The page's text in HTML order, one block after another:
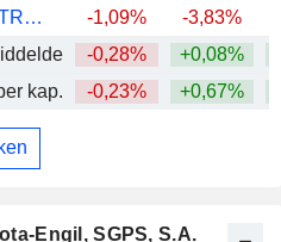
Engil, SGPS, S.A.
CHINA STATE CONSTRUCTION ENGINEERING CORPORATION LIMITED
-1,09% -3,83%
-0,28% +0,08%
kap.
-0,23% +0,67%